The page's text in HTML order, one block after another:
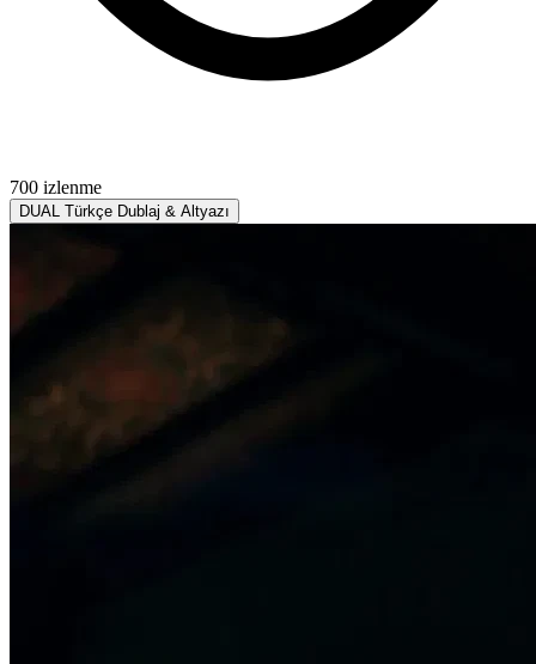
700 izlenme
DUAL Türkçe Dublaj & Altyazı